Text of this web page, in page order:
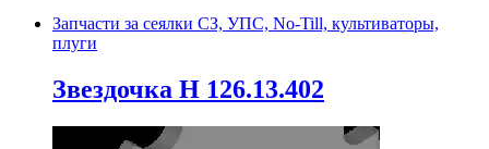
Запчасти за сеялки СЗ, УПС, No-Till, культиваторы,
плуги
Звездочка Н 126.13.402